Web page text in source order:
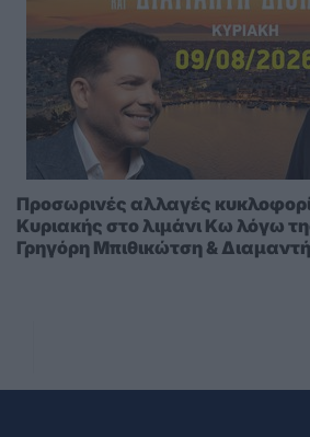
Προσωρινές αλλαγές
Κυριακής στο λιμάνι Κω λόγω
Γρηγόρη Μπιθικώτση &